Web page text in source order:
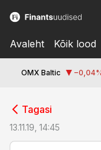
Avaleht Kõik lood
OMX Baltic −0,04
Tagasi
13.11.19, 14:45